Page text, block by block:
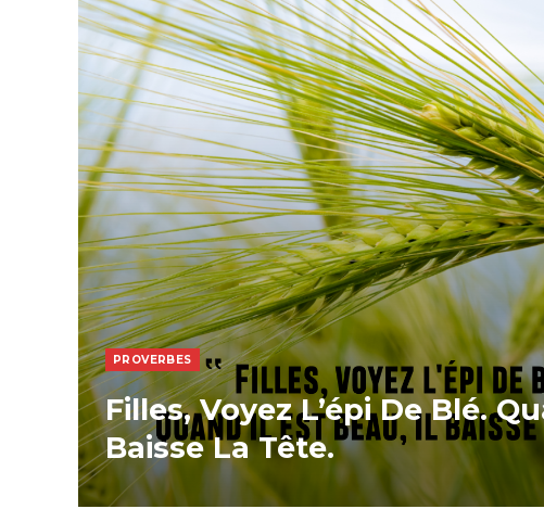
PROVERBES
Filles, Voyez L’épi De Blé.
Baisse La Tête.